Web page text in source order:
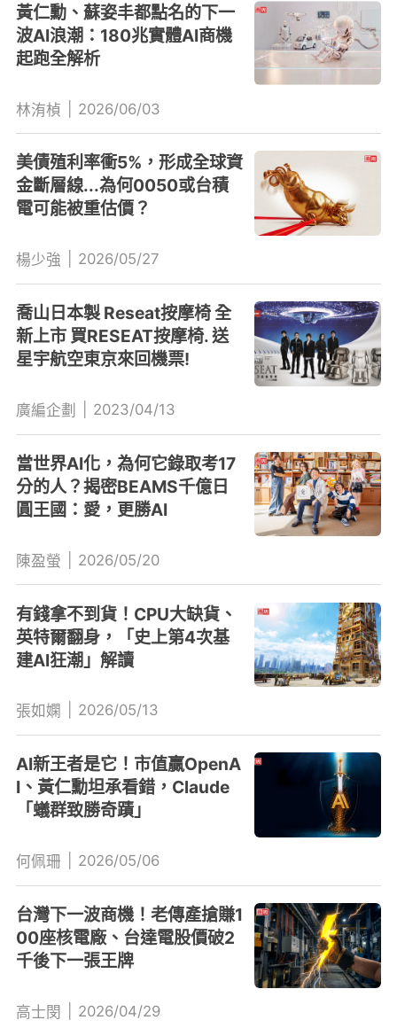
黃仁勳、蘇姿丰都點名的下一
波AI浪潮：180兆實體AI商機
起跑全解析
林洧楨 2026/06/03
美債殖利率衝5%，形成全球資
金斷層線...為何0050或台積
電可能被重估價？
楊少強 2026/05/27
喬山日本製 Reseat按摩椅 全
新上市 買RESEAT按摩椅. 送
星宇航空東京來回機票!
廣編企劃 2023/04/13
當世界AI化，為何它錄取考17
分的人？揭密BEAMS千億日
圓王國：愛，更勝AI
陳盈螢 2026/05/20
有錢拿不到貨！CPU大缺貨、
英特爾翻身，「史上第4次基
建AI狂潮」解讀
張如嫻 2026/05/13
AI新王者是它！市值贏OpenA
I、黃仁勳坦承看錯，Claude
「蟻群致勝奇蹟」
何佩珊 2026/05/06
台灣下一波商機！老傳產搶賺1
00座核電廠、台達電股價破2
千後下一張王牌
高士閔 2026/04/29